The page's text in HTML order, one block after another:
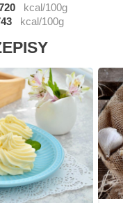
kcal/100g
kcal/100g